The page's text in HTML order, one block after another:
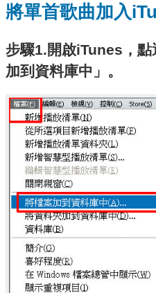
將單首歌曲加入
步驟1.開啟iTunes，
加到資料庫中」。